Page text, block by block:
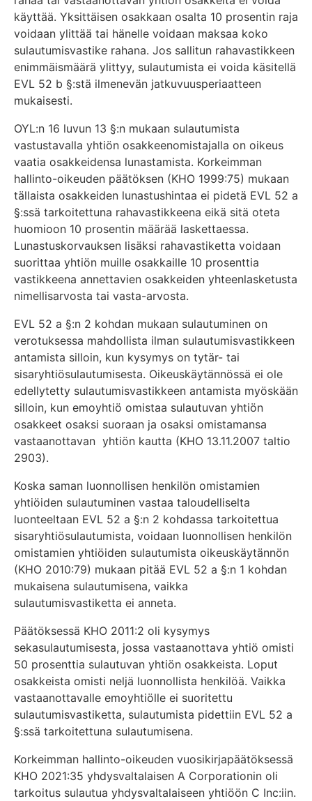
käyttää. Yksittäisen osakkaan osalta 10 prosentin raja
voidaan ylittää tai hänelle voidaan maksaa koko
sulautumisvastike rahana. Jos sallitun rahavastikkeen
enimmäismäärä ylittyy, sulautumista ei voida käsitellä
EVL 52 b §:stä ilmenevän jatkuvuusperiaatteen
mukaisesti.
OYL:n 16 luvun 13 §:n mukaan sulautumista
vastustavalla yhtiön osakkeenomistajalla on oikeus
vaatia osakkeidensa lunastamista. Korkeimman
hallinto-oikeuden päätöksen (KHO 1999:75) mukaan
tällaista osakkeiden lunastushintaa ei pidetä EVL 52 a
§:ssä tarkoitettuna rahavastikkeena eikä sitä oteta
huomioon 10 prosentin määrää laskettaessa.
Lunastuskorvauksen lisäksi rahavastiketta voidaan
suorittaa yhtiön muille osakkaille 10 prosenttia
vastikkeena annettavien osakkeiden yhteenlasketusta
nimellisarvosta tai vasta-arvosta.
EVL 52 a §:n 2 kohdan mukaan sulautuminen on
verotuksessa mahdollista ilman sulautumisvastikkeen
antamista silloin, kun kysymys on tytär- tai
sisaryhtiösulautumisesta. Oikeuskäytännössä ei ole
edellytetty sulautumisvastikkeen antamista myöskään
silloin, kun emoyhtiö omistaa sulautuvan yhtiön
osakkeet osaksi suoraan ja osaksi omistamansa
vastaanottavan yhtiön kautta (KHO 13.11.2007 taltio
2903).
Koska saman luonnollisen henkilön omistamien
yhtiöiden sulautuminen vastaa taloudelliselta
luonteeltaan EVL 52 a §:n 2 kohdassa tarkoitettua
sisaryhtiösulautumista, voidaan luonnollisen henkilön
omistamien yhtiöiden sulautumista oikeuskäytännön
(KHO 2010:79) mukaan pitää EVL 52 a §:n 1 kohdan
mukaisena sulautumisena, vaikka
sulautumisvastiketta ei anneta.
Päätöksessä KHO 2011:2 oli kysymys
sekasulautumisesta, jossa vastaanottava yhtiö omisti
50 prosenttia sulautuvan yhtiön osakkeista. Loput
osakkeista omisti neljä luonnollista henkilöä. Vaikka
vastaanottavalle emoyhtiölle ei suoritettu
sulautumisvastiketta, sulautumista pidettiin EVL 52 a
§:ssä tarkoitettuna sulautumisena.
Korkeimman hallinto-oikeuden vuosikirjapäätöksessä
KHO 2021:35 yhdysvaltalaisen A Corporationin oli
tarkoitus sulautua yhdysvaltalaiseen yhtiöön C Inc:iin.